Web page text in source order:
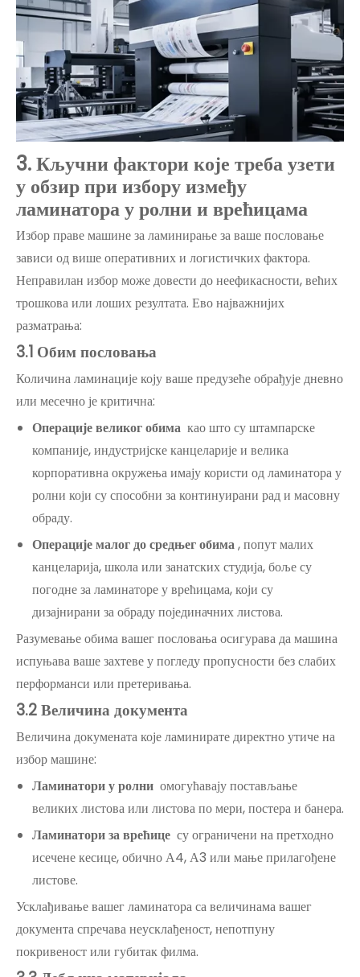
3. Кључни фактори које треба узети
у обзир при избору између
ламинатора у ролни и врећицама
Избор праве машине за ламинирање за ваше пословање
зависи од више оперативних и логистичких фактора.
Неправилан избор може довести до неефикасности, већих
трошкова или лоших резултата. Ево најважнијих
разматрања:
3.1 Обим пословања
Количина ламинације коју ваше предузеће обрађује дневно
или месечно је критична:
Операције великог обима као што су штампарске
компаније, индустријске канцеларије и велика
корпоративна окружења имају користи од ламинатора у
ролни који су способни за континуирани рад и масовну
обраду.
Операције малог до средњег обима, попут малих
канцеларија, школа или занатских студија, боље су
погодне за ламинаторе у врећицама, који су
дизајнирани за обраду појединачних листова.
Разумевање обима вашег пословања осигурава да машина
испуњава ваше захтеве у погледу пропусности без слабих
перформанси или претеривања.
3.2 Величина документа
Величина докумената које ламинирате директно утиче на
избор машине:
Ламинатори у ролни омогућавају постављање
великих листова или листова по мери, постера и банера.
Ламинатори за врећице су ограничени на претходно
исечене кесице, обично А4, А3 или мање прилагођене
листове.
Усклађивање вашег ламинатора са величинама вашег
документа спречава неусклађеност, непотпуну
покривеност или губитак филма.